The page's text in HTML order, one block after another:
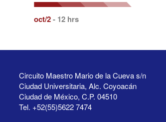
oct/2- 12 hrs
Circuito Maestro Mario de la Cueva s/n
Ciudad Universitaria, Alc. Coyoacán
Ciudad de México, C.P. 04510
Tel. +52(55)5622 7474